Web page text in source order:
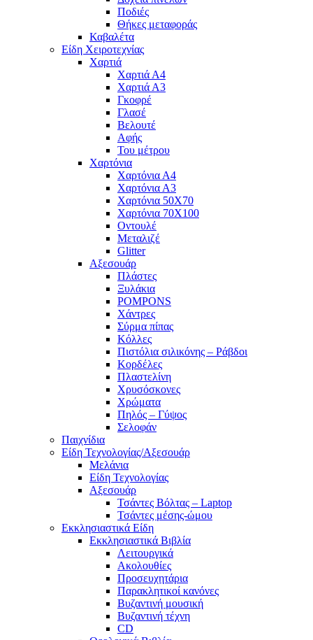
Ποδιές
Θήκες μεταφοράς
Καβαλέτα
Είδη Χειροτεχνίας
Χαρτιά
Χαρτιά Α4
Χαρτιά Α3
Γκοφρέ
Γλασέ
Βελουτέ
Αφής
Του μέτρου
Χαρτόνια
Χαρτόνια Α4
Χαρτόνια Α3
Χαρτόνια 50Χ70
Χαρτόνια 70Χ100
Οντουλέ
Μεταλιζέ
Glitter
Αξεσουάρ
Πλάστες
Ξυλάκια
POMPONS
Χάντρες
Σύρμα πίπας
Κόλλες
Πιστόλια σιλικόνης – Ράβδοι
Κορδέλες
Πλαστελίνη
Χρυσόσκονες
Χρώματα
Πηλός – Γύψος
Σελοφάν
Παιχνίδια
Είδη Τεχνολογίας/Αξεσουάρ
Μελάνια
Είδη Τεχνολογίας
Αξεσουάρ
Τσάντες Βόλτας – Laptop
Τσάντες μέσης-ώμου
Εκκλησιαστικά Είδη
Εκκλησιαστικά Βιβλία
Λειτουργικά
Ακολουθίες
Προσευχητάρια
Παρακλητικοί κανόνες
Βυζαντινή μουσική
Βυζαντινή τέχνη
CD